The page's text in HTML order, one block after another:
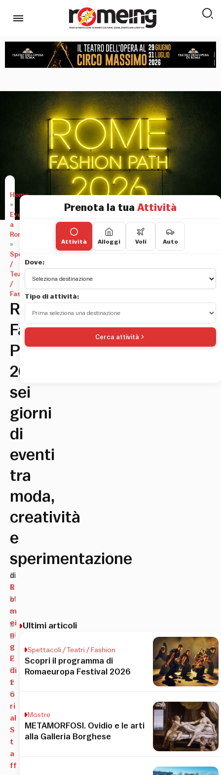
Home
»
Eventi
a
Roma
»
Spettacoli
/
Teatri
/
Fashion
Rome
Fashion
Path
2026:
sei
giorni
di
eventi
tra
moda,
creatività
e
sperimentazione
1
1
M
a
g
gi
o
2
0
2
6
di
R
o
m
ei
n
g
E
di
t
o
ri
al
S
t
a
ff
Prenota la tua Attività
Attività Alloggi Voli Auto
Dove:
Tipo di attività:
Cerca attività
Ultimi articoli
Spettacoli / Teatri / Fashion
Scopri il programma di
Romaeuropa Festival 2026
Mostre
METAMORFOSI. Ovidio e le arti
alla Galleria Borghese